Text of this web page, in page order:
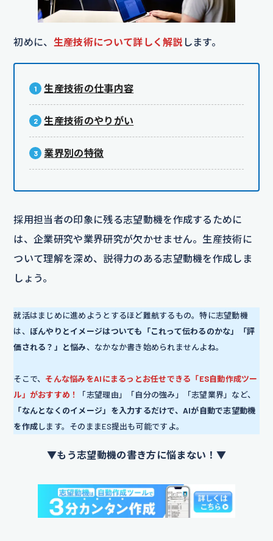
初めに、 生産技術について詳しく解説 します。
生産技術の仕事内容
生産技術のやりがい
業界別の特徴
採用担当者の印象に残る志望動機を作成するために
は、企業研究や業界研究が欠かせません。生産技術に
ついて理解を深め、説得力のある志望動機を作成しま
しょう。
就活はまじめに進めようとするほど難航するもの。特に志望動機
は、 ぼんやりとイメージはついても「これって伝わるのかな」「評
価される？」と悩み、なかなか書き始められませんよね。
そこで、 そんな悩みをAIにまるっとお任せできる「ES自動作成ツー
ル」がおすすめ！
「志望理由」「自分の強み」「志望業界」など、
「なんとなくのイメージ」を入力するだけで、AIが自動で志望動機
を作成します。そのままES提出も可能ですよ。
▼もう志望動機の書き方に悩まない！▼